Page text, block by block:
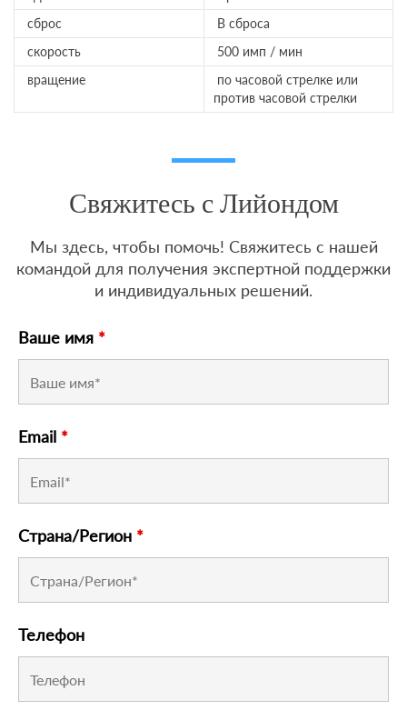
сброс
В сброса
скорость
500 имп / мин
вращение
по часовой стрелке или
против часовой стрелки
Свяжитесь с Лийондом
Мы здесь, чтобы помочь! Свяжитесь с нашей
командой для получения экспертной поддержки
и индивидуальных решений.
Ваше имя *
Email *
Страна/Регион *
Телефон